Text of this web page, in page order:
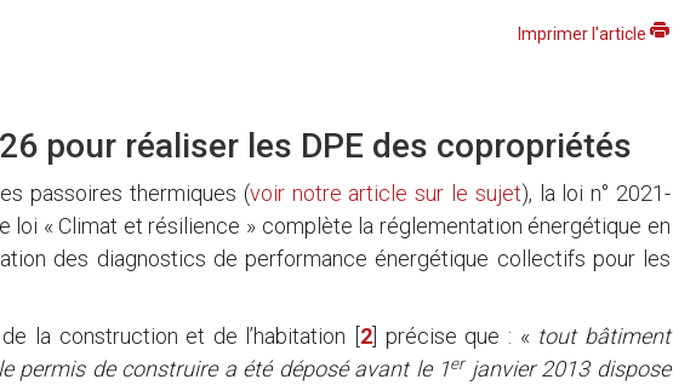
Imprimer l'article
pour réaliser les DPE des copropriétés
passoires thermiques (voir notre article sur le sujet), la loi n° 2021-
loi « Climat et résilience » complète la réglementation énergétique en
des diagnostics de performance énergétique collectifs pour les
la construction et de l’habitation
2 précise que : « tout bâtiment
permis de construire a été déposé avant le 1erjanvier 2013 dispose